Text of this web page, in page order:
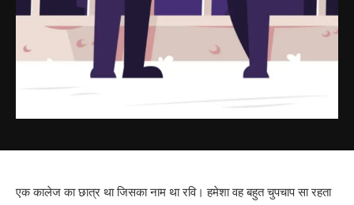
एक कालेज का छात्र था जिसका नाम था रवि। हमेशा वह बहुत चुपचाप सा रहता